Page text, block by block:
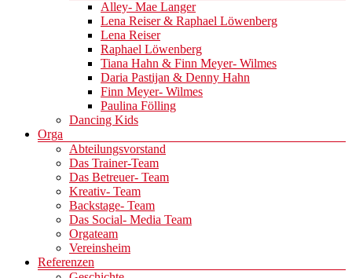
Alley- Mae Langer
Lena Reiser & Raphael Löwenberg
Lena Reiser
Raphael Löwenberg
Tiana Hahn & Finn Meyer- Wilmes
Daria Pastijan & Denny Hahn
Finn Meyer- Wilmes
Paulina Fölling
Dancing Kids
Orga
Abteilungsvorstand
Das Trainer-Team
Das Betreuer- Team
Kreativ- Team
Backstage- Team
Das Social- Media Team
Orgateam
Vereinsheim
Referenzen